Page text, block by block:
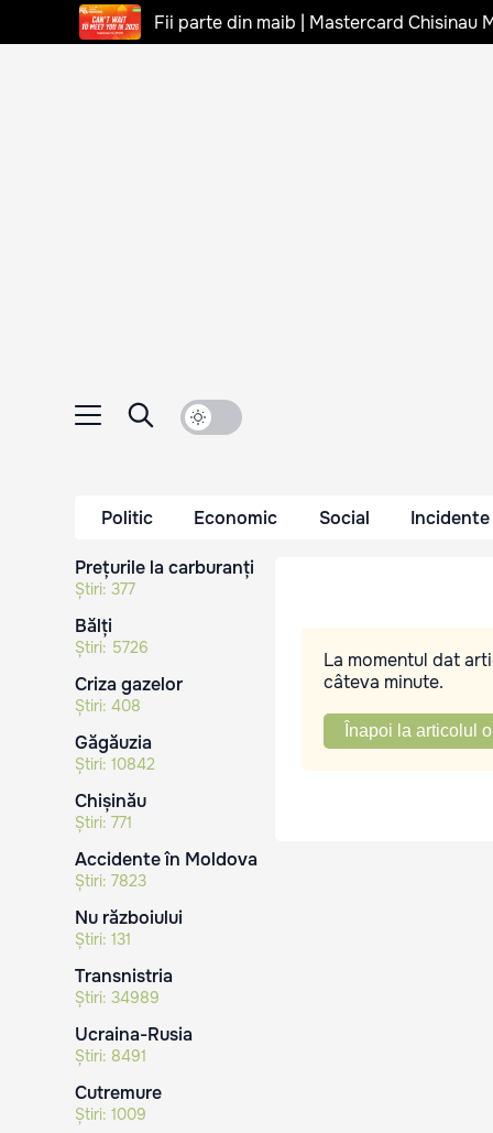
Fii parte din maib | Mastercard Chisinau
Politic Economic Social Incidente
Prețurile la carburanți
Știri: 377
Bălți
Știri: 5726
Criza gazelor
Știri: 408
Găgăuzia
Știri: 10842
Chișinău
Știri: 771
Accidente în Moldova
Știri: 7823
Nu războiului
Știri: 131
Transnistria
Știri: 34989
Ucraina-Rusia
Știri: 8491
Cutremure
Știri: 1009
La momentul dat
câteva minute.
Înapoi la articolul